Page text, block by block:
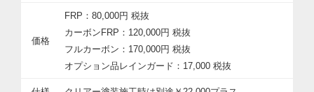
価格
FRP：80 ,000円 税抜
カーボンFRP：120 ,000円 税抜
フルカーボン：170,000円 税抜
オプション品レインガード：17 ,000 税抜